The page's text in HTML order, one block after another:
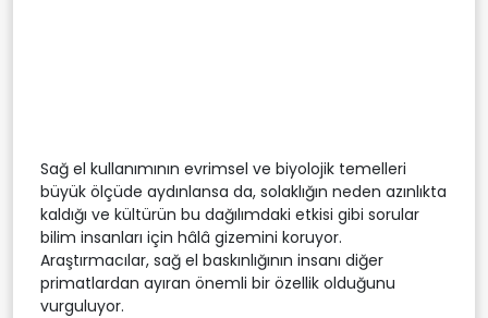
Sağ el kullanımının evrimsel ve biyolojik temelleri
büyük ölçüde aydınlansa da, solaklığın neden azınlıkta
kaldığı ve kültürün bu dağılımdaki etkisi gibi sorular
bilim insanları için hâlâ gizemini koruyor.
Araştırmacılar, sağ el baskınlığının insanı diğer
primatlardan ayıran önemli bir özellik olduğunu
vurguluyor.